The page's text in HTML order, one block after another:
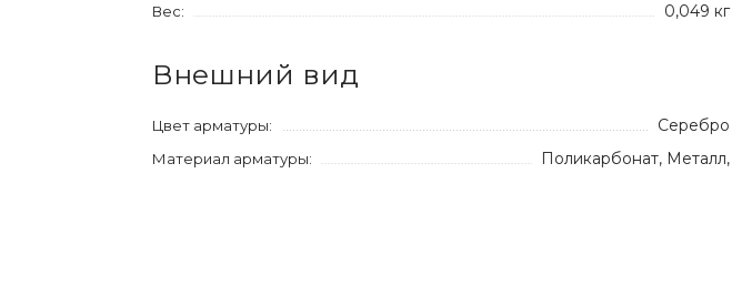
Вес: 0,049 кг
Внешний вид
Цвет арматуры: Серебро
Материал арматуры: Поликарбонат, Металл,